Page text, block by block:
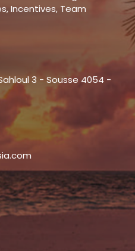
Incentives, Team
3 - Sousse 4054 -